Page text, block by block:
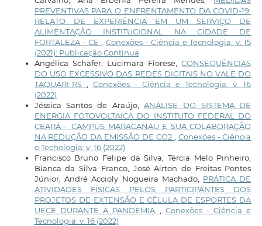
PREVENTIVAS PARA O ENFRENTAMENTO DA COVID-19:
RELATO DE EXPERIÊNCIA EM UM SERVIÇO DE
ALIMENTAÇÃO INSTITUCIONAL NA CIDADE DE
FORTALEZA - CE
Conexões - Ciência e Tecnologia: v. 15
(2021): Publicação Contínua
Angélica Schäfer, Lucimara Fiorese,CONSEQUÊNCIAS
DO USO EXCESSIVO DAS REDES DIGITAIS NO VALE DO
TAQUARI-RS
Conexões - Ciência e Tecnologia: v. 16
(2022)
Jéssica Santos de Araújo,ANÁLISE DO SISTEMA DE
ENERGIA FOTOVOLTAICA DO INSTITUTO FEDERAL DO
CEARÁ – CAMPUS MARACANAÚ E SUA COLABORAÇÃO
NA REDUÇÃO DA EMISSÃO DE CO2
Conexões - Ciência
e Tecnologia: v. 16 (2022)
Francisco Bruno Felipe da Silva, Tércia Melo Pinheiro,
Bianca da Silva Franco, José Airton de Freitas Pontes
Júnior, André Accioly Nogueira Machado, PRÁTICA DE
ATIVIDADES FÍSICAS PELOS PARTICIPANTES DOS
PROJETOS DE EXTENSÃO E CÉLULA DE ESPORTES DA
UECE DURANTE A PANDEMIA
Conexões - Ciência e
Tecnologia: v. 16 (2022)